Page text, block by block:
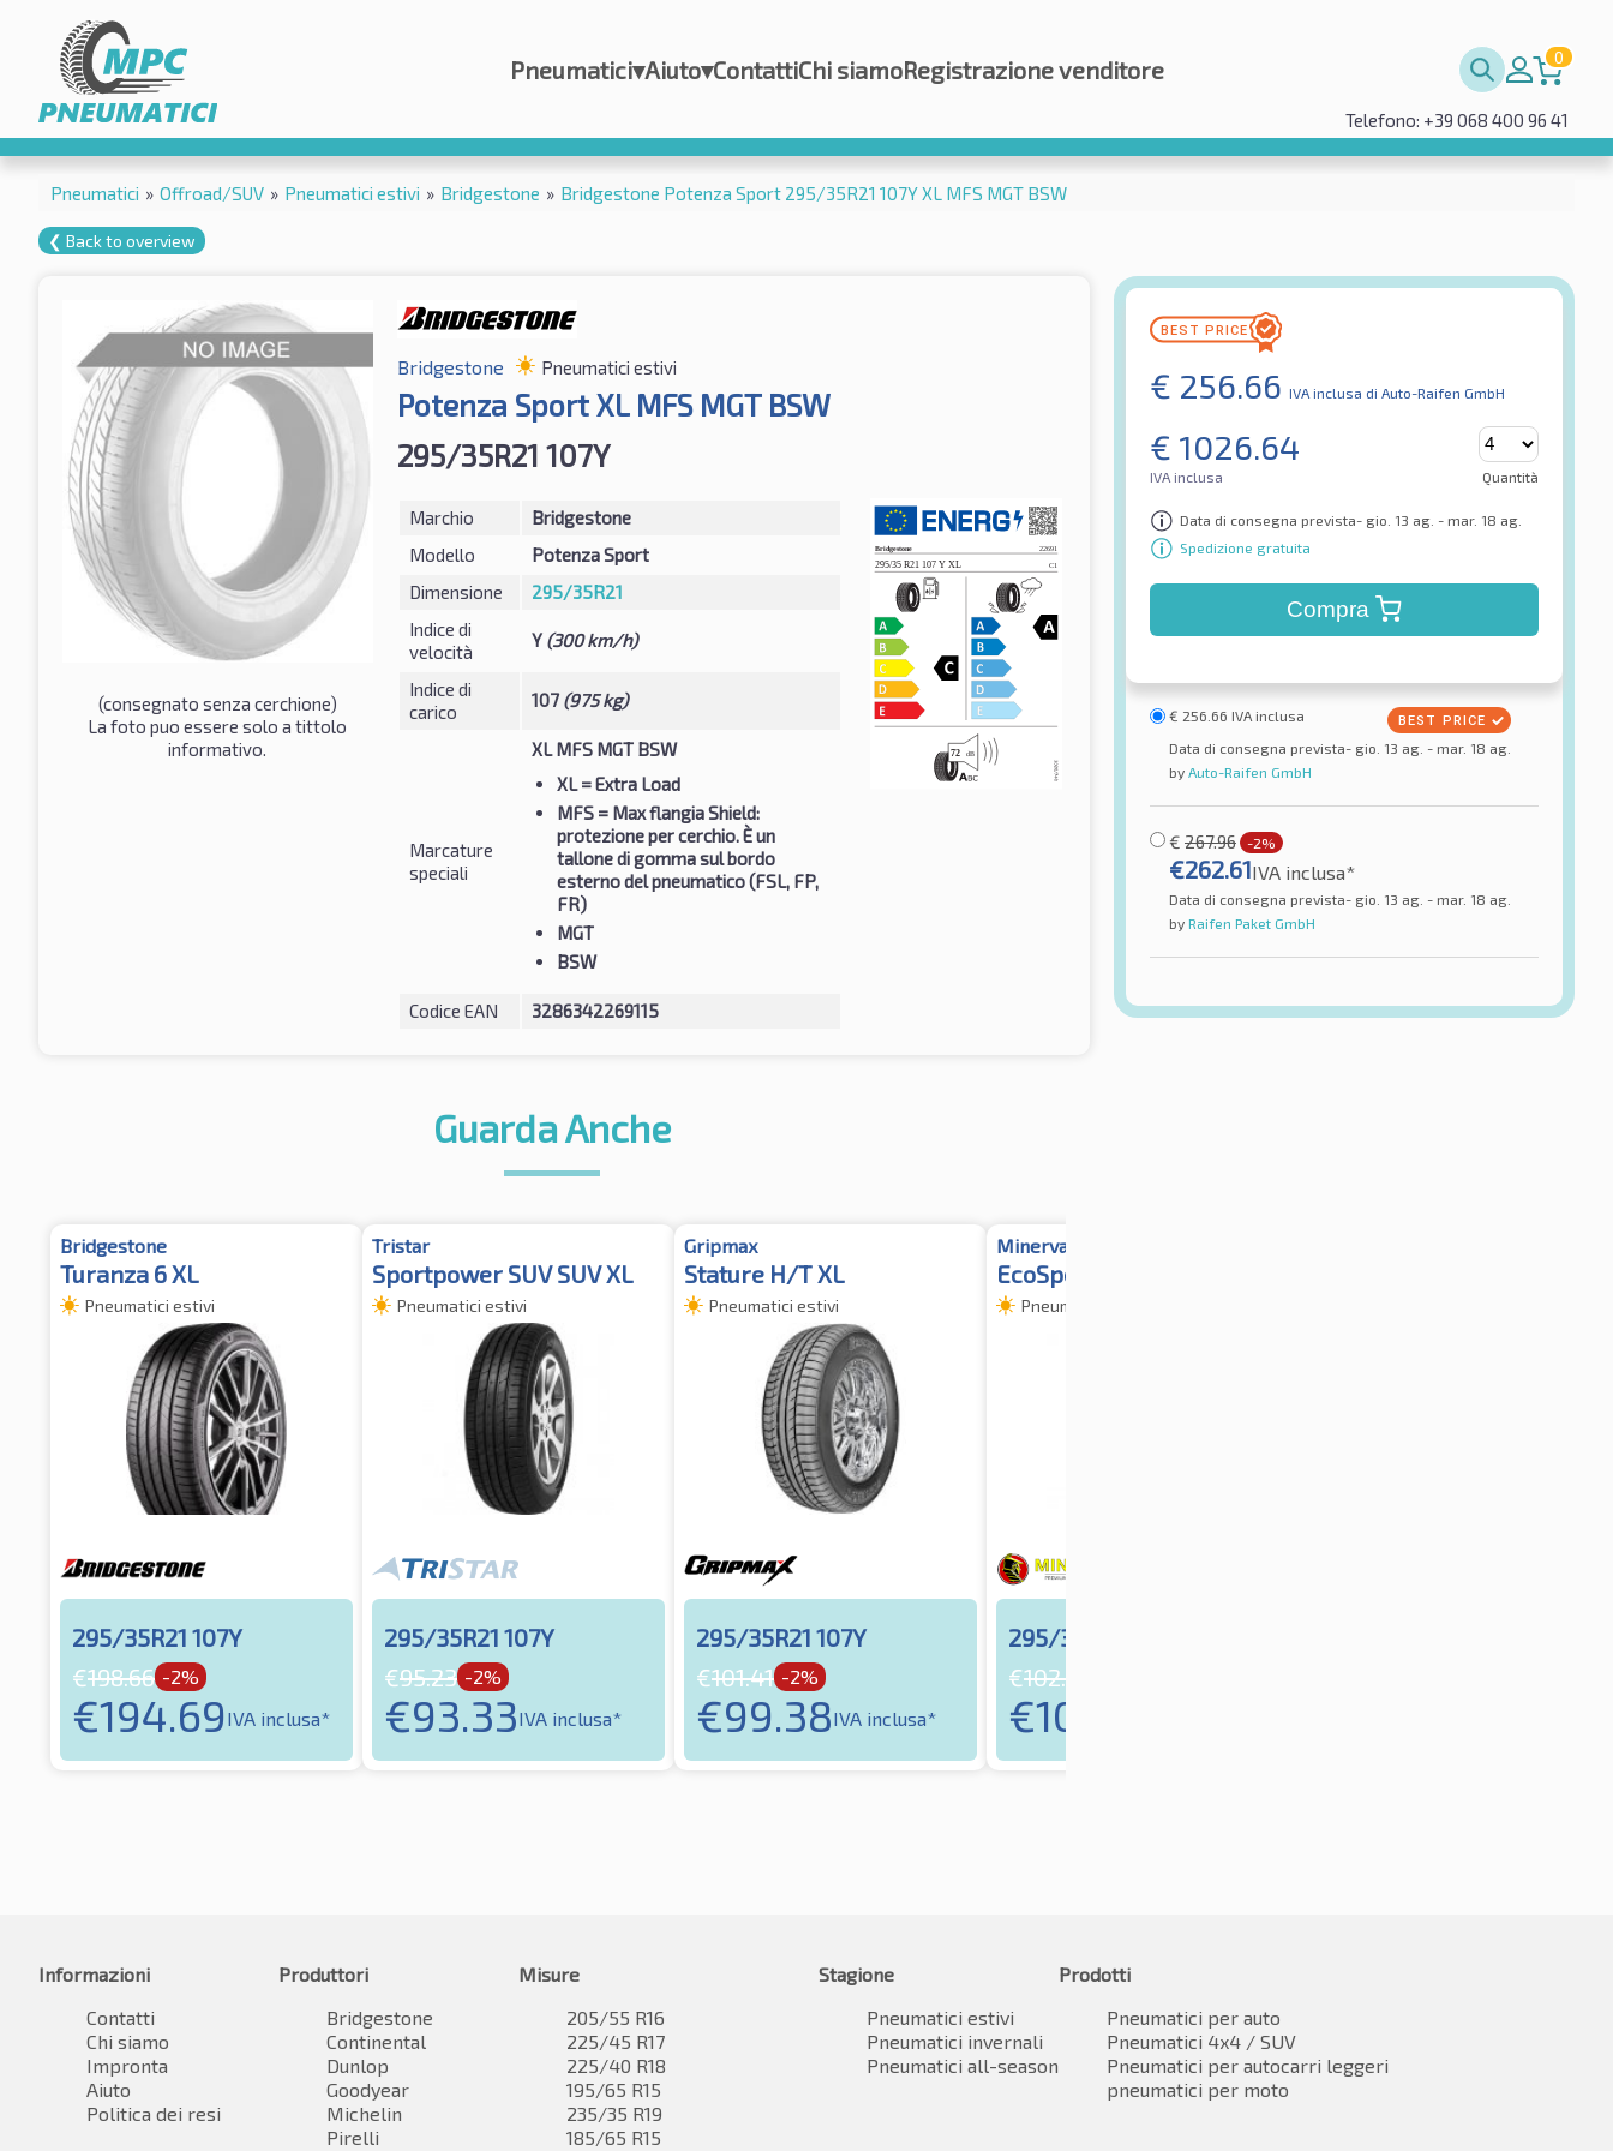
Pneumatici▾Aiuto▾ContattiChi siamoRegistrazione venditore 0
Telefono: +39 068 400 96 41
Pneumatici » Offroad/SUV » Pneumatici estivi » Bridgestone » Bridgestone Potenza Sport 295/35R21 107Y XL MFS MGT BSW
❮ Back to overview
(consegnato senza cerchione)
La foto puo essere solo a tittolo
informativo.
Bridgestone Pneumatici estivi
Potenza Sport XL MFS MGT BSW
295/35R21 107Y
Marchio
Bridgestone
Modello
Potenza Sport
Dimensione
295/35R21
Indice di
velocità
Y (300 km/h)
Indice di
carico
107 (975 kg)
Marcature
speciali
XL MFS MGT BSW
XL= Extra Load
MFS= Max flangia Shield:
protezione per cerchio. È un
tallone di gomma sul bordo
esterno del pneumatico (FSL, FP,
FR)
MGT
BSW
Codice EAN 3286342269115
€ 256.66 IVA inclusa di Auto-Raifen GmbH
€ 1026.64
IVA inclusa Quantità
Data di consegna prevista- gio. 13 ag. - mar. 18 ag.
Spedizione gratuita
Compra
€ 256.66 IVA inclusa
Data di consegna prevista- gio. 13 ag. - mar. 18 ag.
by Auto-Raifen GmbH
€ 267.96 -2%
€262.61IVA inclusa*
Data di consegna prevista- gio. 13 ag. - mar. 18 ag.
by Raifen Paket GmbH
Guarda Anche
Bridgestone
Turanza 6 XL
Pneumatici estivi
295/35R21 107Y
€198.66 -2%
€194.69IVA inclusa*
Tristar
Sportpower SUV SUV XL
Pneumatici estivi
295/35R21 107Y
€95.23 -2%
€93.33IVA inclusa*
Gripmax
Stature H/T XL
Pneumatici estivi
295/35R21 107Y
€101.41 -2%
€99.38IVA inclusa*
Minerva
EcoSpeed2 SUV XL
Pneumatici estivi
295/35R21 107Y
€102.42
€100.37
Informazioni
Contatti
Chi siamo
Impronta
Aiuto
Politica dei resi
Produttori
Bridgestone
Continental
Dunlop
Goodyear
Michelin
Pirelli
Misure
205/55 R16
225/45 R17
225/40 R18
195/65 R15
235/35 R19
185/65 R15
Stagione
Pneumatici estivi
Pneumatici invernali
Pneumatici all-season
Prodotti
Pneumatici per auto
Pneumatici 4x4 / SUV
Pneumatici per autocarri leggeri
pneumatici per moto